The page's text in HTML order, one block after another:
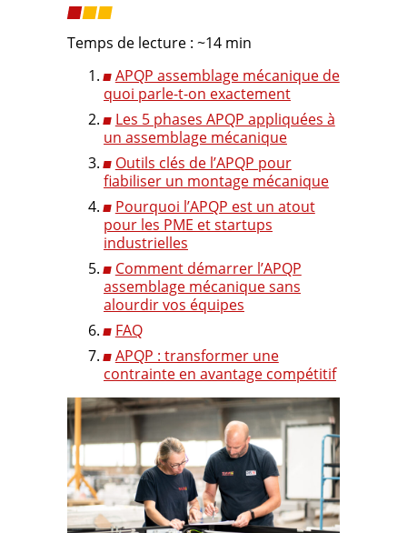
Temps de lecture : ~14 min
APQP assemblage mécanique de
quoi parle-t-on exactement
Les 5 phases APQP appliquées à
un assemblage mécanique
Outils clés de l’APQP pour
fiabiliser un montage mécanique
Pourquoi l’APQP est un atout
pour les PME et startups
industrielles
Comment démarrer l’APQP
assemblage mécanique sans
alourdir vos équipes
FAQ
APQP : transformer une
contrainte en avantage compétitif